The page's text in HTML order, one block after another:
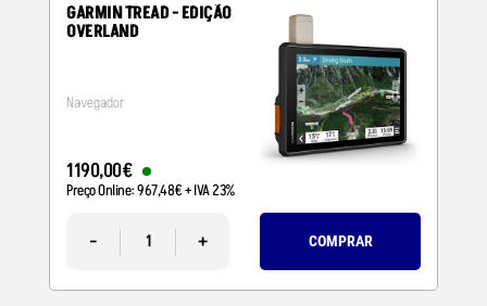
GARMIN TREAD - EDIÇÃO
OVERLAND
Navegador
1190,00€
Preço Online:967,48€+ IVA 23%
- + COMPRAR